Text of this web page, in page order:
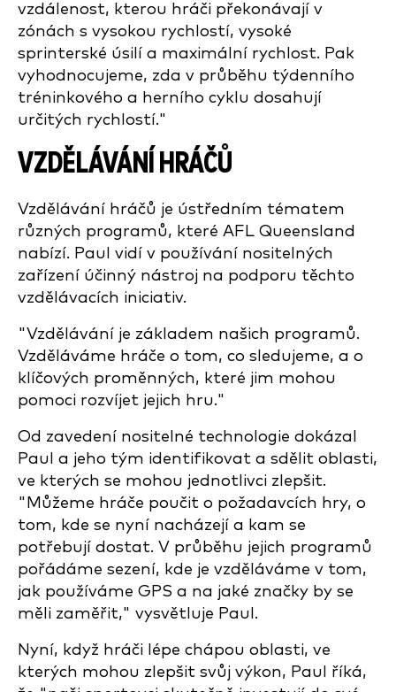
vzdálenost, kterou hráči překonávají v
zónách s vysokou rychlostí, vysoké
sprinterské úsilí a maximální rychlost. Pak
vyhodnocujeme, zda v průběhu týdenního
tréninkového a herního cyklu dosahují
určitých rychlostí."
VZDĚLÁVÁNÍ HRÁČŮ
Vzdělávání hráčů je ústředním tématem
různých programů, které AFL Queensland
nabízí. Paul vidí v používání nositelných
zařízení účinný nástroj na podporu těchto
vzdělávacích iniciativ.
"Vzdělávání je základem našich programů.
Vzděláváme hráče o tom, co sledujeme, a o
klíčových proměnných, které jim mohou
pomoci rozvíjet jejich hru."
Od zavedení nositelné technologie dokázal
Paul a jeho tým identifikovat a sdělit oblasti,
ve kterých se mohou jednotlivci zlepšit.
"Můžeme hráče poučit o požadavcích hry, o
tom, kde se nyní nacházejí a kam se
potřebují dostat. V průběhu jejich programů
pořádáme sezení, kde je vzděláváme v tom,
jak používáme GPS a na jaké značky by se
měli zaměřit," vysvětluje Paul.
Nyní, když hráči lépe chápou oblasti, ve
kterých mohou zlepšit svůj výkon, Paul říká,